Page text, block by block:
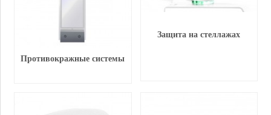
Противокражные системы
Защита на стеллажах